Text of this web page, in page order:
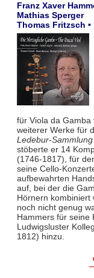
Franz Xaver
Mathias Sperger
Thomas Fritzsch
für Viola da Gamba
weiterer Werke für
Ledebur-Sammlung
stöberte er 14
(1746-1817), für
seine Cello-
aufbewahrten
auf, bei der die
Hörnern kombiniert
noch nicht genug
Hammers für seine
Ludwigsluster
1812) hinzu.